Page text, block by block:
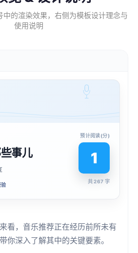
中的渲染效果，右侧为模板设计理念与
使用说明
事儿
验
预计阅读(分)
1
共 267 字
看，音乐推荐正在经历前所未有
你深入了解其中的关键要素。